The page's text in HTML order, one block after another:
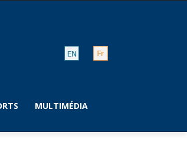
MULTIMÉDIA